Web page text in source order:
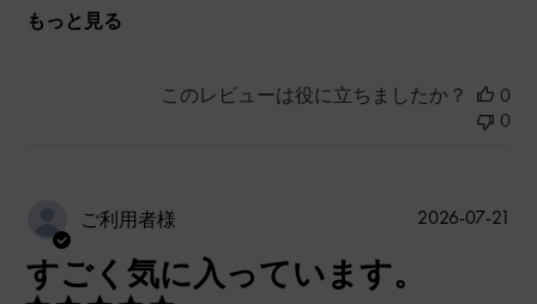
もっと見る
このレビューは役に立ちましたか？
0
0
ご利用者様
すごく気に入っています。
2026-07-21